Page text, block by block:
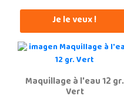
Je le veux !
Maquillage à l'eau 12 gr.
Vert